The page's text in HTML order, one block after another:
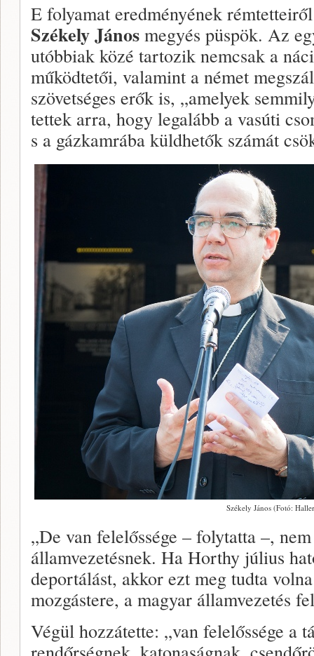
E folyamat eredményének
Székely János megyés püspök. Az
utóbbiak közé tartozik nemcsak a
működtetői, valamint a német
szövetséges erők is, „amelyek
tettek arra, hogy legalább a vasúti
s a gázkamrába küldhetők számát
Székely János (Fotó:
„De van felelőssége – folytatta –,
államvezetésnek. Ha Horthy július
deportálást, akkor ezt meg tudta
mozgástere, a magyar államvezetés
Végül hozzátette: „van felelőssége a